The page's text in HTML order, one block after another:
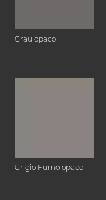
Grau opaco
Grigio Fumo opaco